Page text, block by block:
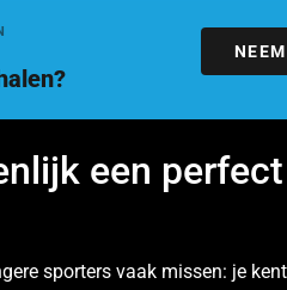
een
sporters vaak missen: je